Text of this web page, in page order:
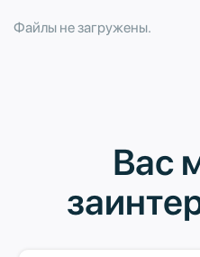
Файлы не загружены.
Вас